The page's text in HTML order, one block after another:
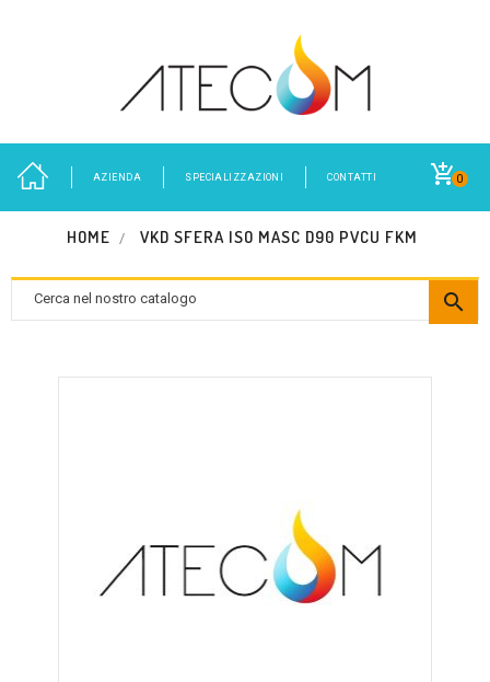
0
AZIENDA SPECIALIZZAZIONI CONTATTI
HOME VKD SFERA ISO MASC D90 PVCU FKM
